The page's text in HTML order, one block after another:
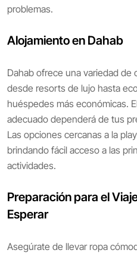
problemas.
Alojamiento en Dahab
Dahab ofrece una variedad de
desde resorts de lujo hasta
huéspedes más económicas.
adecuado dependerá de tus
Las opciones cercanas a la
brindando fácil acceso a las
actividades.
Preparación para el
Esperar
Asegúrate de llevar ropa